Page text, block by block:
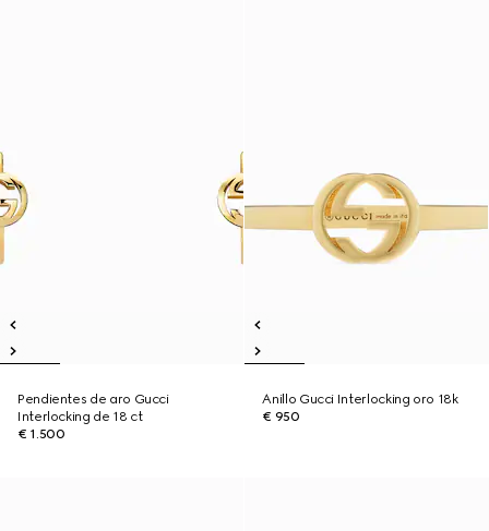
Pendientes de aro Gucci
Interlocking de 18 ct
€ 1.500
Anillo Gucci Interlocking oro 18k
€ 950